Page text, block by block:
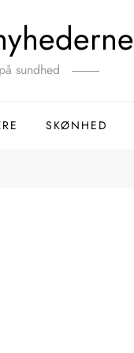
sundhed
SKØNHED